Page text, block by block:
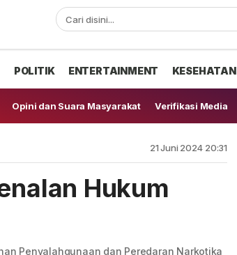
POLITIK ENTERTAINMENT KESEHATAN
Opini dan Suara Masyarakat Verifikasi Media
21 Juni 2024 20:31
Hukum
Penyalahgunaan dan Peredaran Narkotika